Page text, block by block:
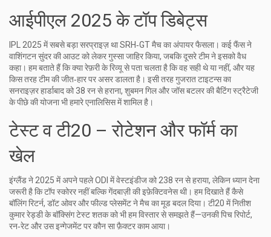
आईपीएल 2025 के टॉप डिबेट्स
IPL 2025 में सबसे बड़ा सरप्राइज़ था SRH‑GT मैच का अंपायर फैसला। कई फैंस ने
वाशिंगटन सुंदर की आउट को लेकर गुस्सा जाहिर किया, जबकि दूसरे टीम ने इसको वैध
कहा। हम बताते हैं कि क्या रेफ़री के रिव्यू से पता चलता है कि वह सही थे या नहीं, और यह
किस तरह टीम की जीत‑हार पर असर डालता है। इसी तरह गुजरात टाइटन्स का
सनराइज़र हार्डाबाद को 38 रन से हराना, शुबमन गिल और जॉस बटलर की बैटिंग स्ट्रैटेजी
के पीछे की योजना भी हमारे एनालिसिस में शामिल है।
टेस्ट व टी20 – रोटेशन और फॉर्म का
खेल
इंग्लैंड ने 2025 में अपने पहले ODI में वेस्टइंडीज को 238 रन से हराया, लेकिन ध्यान देना
जरूरी है कि टॉप स्कोरर नहीं बल्कि गेंदबाज़ी की इफ़ेक्टिवनेस थी। हम दिखाते हैं कैसे
बॉलिंग रिटर्न, डॉट ओवर और फील्ड प्लेसमेंट ने मैच का मूड बदल दिया। टी20 में नितीश
कुमार रेड्डी के बॉक्सिंग टेस्ट शतक को भी हम विस्तार से समझते हैं—उनकी पिच रिपोर्ट,
रन‑रेट और उस इन्गेजमेंट पर कौन सा फ़ैक्टर काम आया।